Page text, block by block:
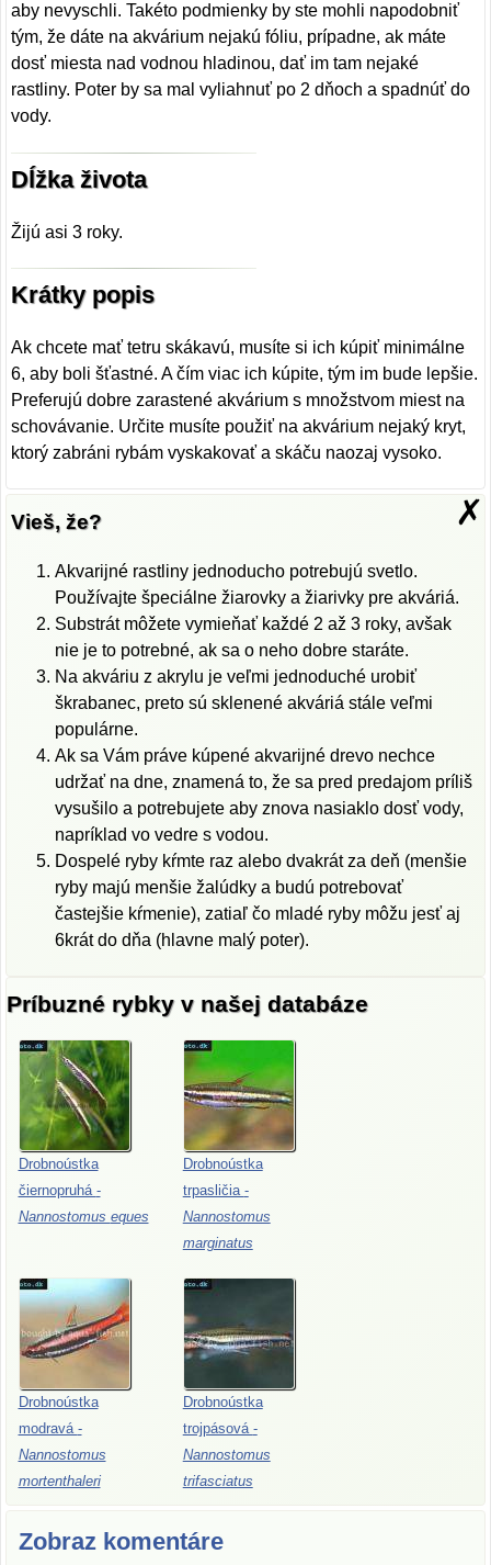
aby nevyschli. Takéto podmienky by ste mohli napodobniť
tým, že dáte na akvárium nejakú fóliu, prípadne, ak máte
dosť miesta nad vodnou hladinou, dať im tam nejaké
rastliny. Poter by sa mal vyliahnuť po 2 dňoch a spadnúť do
vody.
Dĺžka života
Žijú asi 3 roky.
Krátky popis
Ak chcete mať tetru skákavú, musíte si ich kúpiť minimálne
6, aby boli šťastné. A čím viac ich kúpite, tým im bude lepšie.
Preferujú dobre zarastené akvárium s množstvom miest na
schovávanie. Určite musíte použiť na akvárium nejaký kryt,
ktorý zabráni rybám vyskakovať a skáču naozaj vysoko.
✗
Vieš, že?
Akvarijné rastliny jednoducho potrebujú svetlo.
Používajte špeciálne žiarovky a žiarivky pre akváriá.
Substrát môžete vymieňať každé 2 až 3 roky, avšak
nie je to potrebné, ak sa o neho dobre staráte.
Na akváriu z akrylu je veľmi jednoduché urobiť
škrabanec, preto sú sklenené akváriá stále veľmi
populárne.
Ak sa Vám práve kúpené akvarijné drevo nechce
udržať na dne, znamená to, že sa pred predajom príliš
vysušilo a potrebujete aby znova nasiaklo dosť vody,
napríklad vo vedre s vodou.
Dospelé ryby kŕmte raz alebo dvakrát za deň (menšie
ryby majú menšie žalúdky a budú potrebovať
častejšie kŕmenie), zatiaľ čo mladé ryby môžu jesť aj
6krát do dňa (hlavne malý poter).
Príbuzné rybky v našej databáze
Drobnoústka
čiernopruhá -
Nannostomus eques
Drobnoústka
trpasličia -
Nannostomus
marginatus
Drobnoústka
modravá -
Nannostomus
mortenthaleri
Drobnoústka
trojpásová -
Nannostomus
trifasciatus
Zobraz komentáre